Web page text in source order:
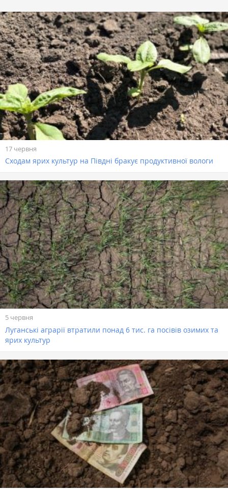
17 червня
Сходам ярих культур на Півдні бракує продуктивної вологи
5 червня
Луганські аграрії втратили понад 6 тис. га посівів озимих та
ярих культур